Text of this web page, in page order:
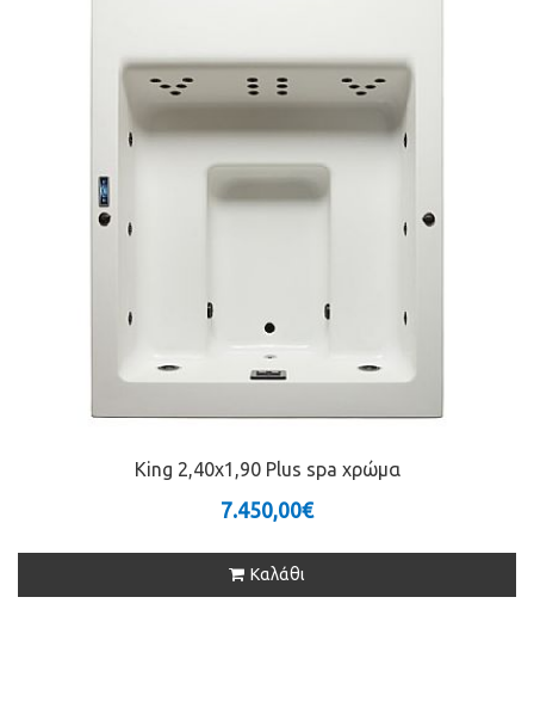
King 2,40x1,90 Plus spa χρώμα
7.450,00€
Καλάθι